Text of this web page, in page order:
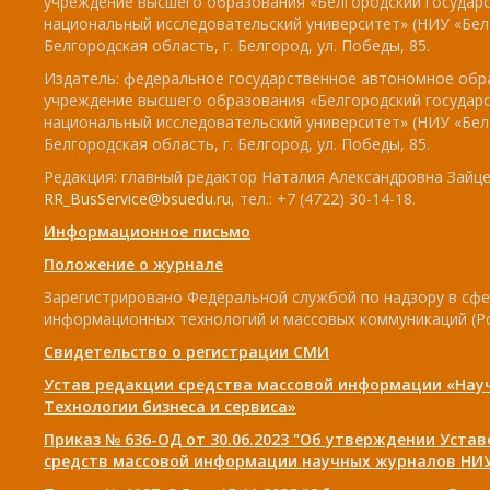
национальный исследовательский университет» (НИУ
Белгородская область, г. Белгород, ул. Победы, 85.
Издатель: федеральное государственное автономное
учреждение высшего образования «Белгородский
национальный исследовательский университет» (НИУ
Белгородская область, г. Белгород, ул. Победы, 85.
Редакция: главный редактор Наталия Александровна
RR_BusService@bsuedu.ru, тел.: +7 (4722) 30-14-18.
Информационное письмо
Положение о журнале
Зарегистрировано Федеральной службой по надзору в
информационных технологий и массовых коммуникаций
Свидетельство о регистрации СМИ
Устав редакции средства массовой информации
Технологии бизнеса и сервиса»
Приказ № 636-ОД от 30.06.2023 "Об утверждении
средств массовой информации научных журналов